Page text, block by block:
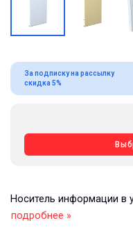
За подписку на рассылку
скидка 5%
Носитель информации в
подробнее »